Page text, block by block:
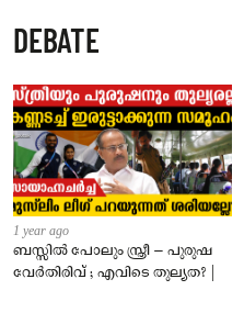
DEBATE
1 year ago
ബസ്സിൽ പോലും സ്ത്രീ – പുരുഷ
വേർതിരിവ് ; എവിടെ തുല്യത? |